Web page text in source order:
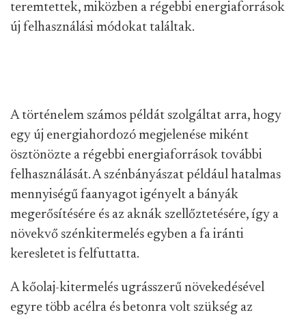
teremtettek, miközben a régebbi energiaforrások
új felhasználási módokat találtak.
A történelem számos példát szolgáltat arra, hogy
egy új energiahordozó megjelenése miként
ösztönözte a régebbi energiaforrások további
felhasználását. A szénbányászat például hatalmas
mennyiségű faanyagot igényelt a bányák
megerősítésére és az aknák szellőztetésére, így a
növekvő szénkitermelés egyben a fa iránti
keresletet is felfuttatta.
A kőolaj-kitermelés ugrásszerű növekedésével
egyre több acélra és betonra volt szükség az